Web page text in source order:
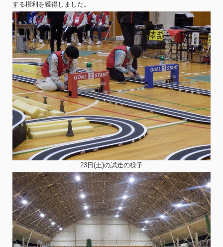
する権利を獲得しました。
23日(土)の試走の様子